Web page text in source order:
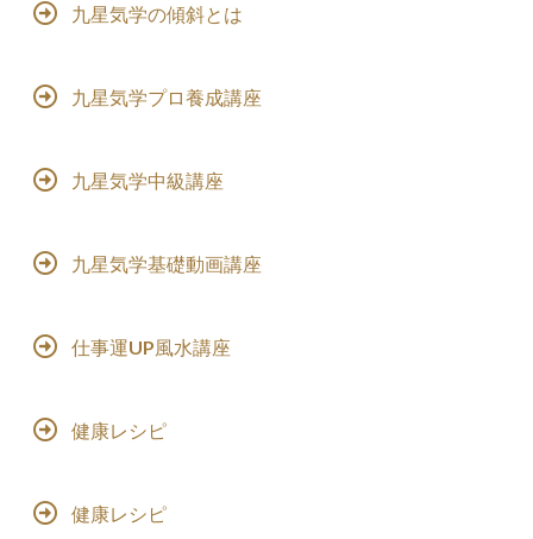
九星気学の傾斜とは
九星気学プロ養成講座
九星気学中級講座
九星気学基礎動画講座
仕事運UP風水講座
健康レシピ
健康レシピ